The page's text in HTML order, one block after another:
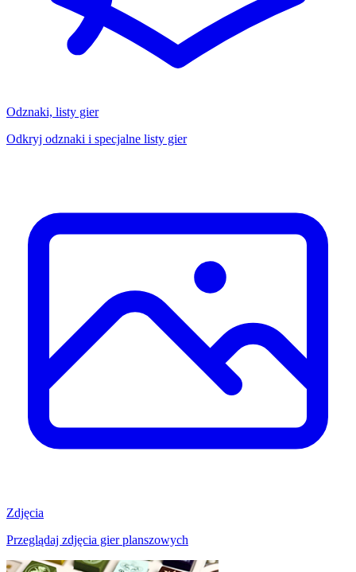
Odznaki, listy gier
Odkryj odznaki i specjalne listy gier
Zdjęcia
Przeglądaj zdjęcia gier planszowych